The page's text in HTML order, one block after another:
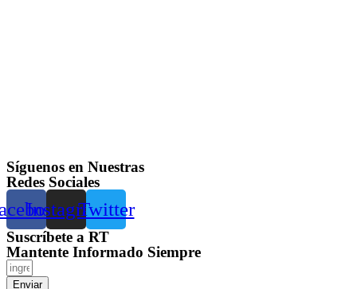
Síguenos en Nuestras
Redes Sociales
InstagramTwitter
Suscríbete a RT
Mantente Informado Siempre
Enviar